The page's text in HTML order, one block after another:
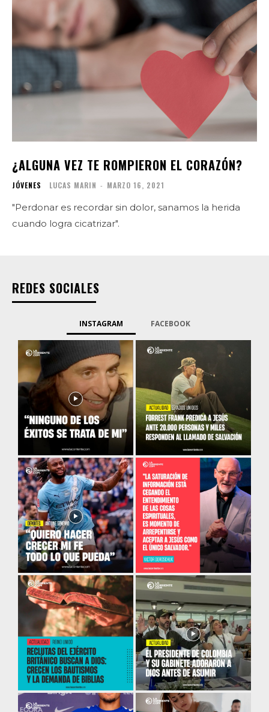
¿ALGUNA VEZ TE ROMPIERON EL CORAZÓN?
JÓVENES LUCAS MARIN - MARZO 16, 2021
"Perdonar es recordar sin dolor, sanamos la herida
cuando logra cicatrizar".
REDES SOCIALES
INSTAGRAM FACEBOOK